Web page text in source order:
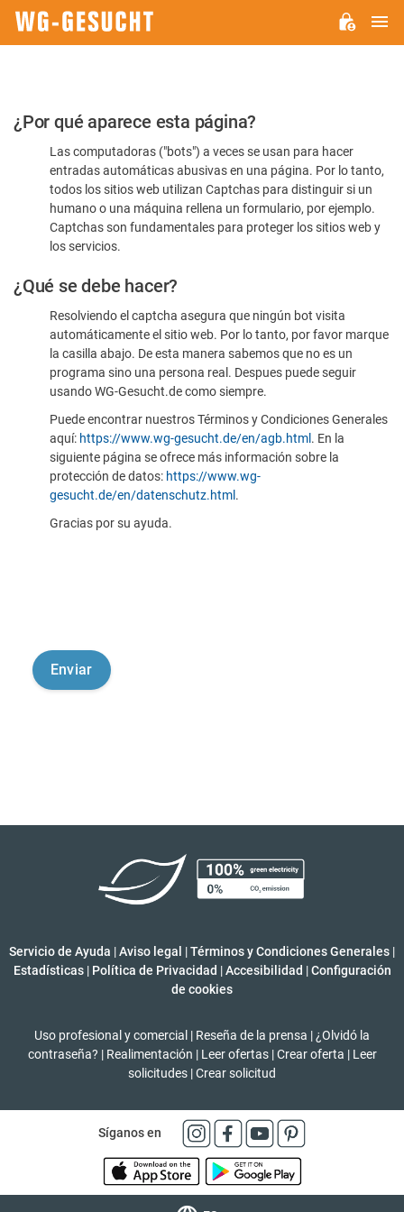
Por
favor,
confirme
humano
¿Por qué aparece esta página?
Las computadoras ("bots") a veces se usan para hacer
entradas automáticas abusivas en una página. Por lo tanto,
todos los sitios web utilizan Captchas para distinguir si un
humano o una máquina rellena un formulario, por ejemplo.
Captchas son fundamentales para proteger los sitios web y
los servicios.
¿Qué se debe hacer?
Resolviendo el captcha asegura que ningún bot visita
automáticamente el sitio web. Por lo tanto, por favor marque
la casilla abajo. De esta manera sabemos que no es un
programa sino una persona real. Despues puede seguir
usando WG-Gesucht.de como siempre.
Puede encontrar nuestros Términos y Condiciones Generales
aquí: https://www.wg-gesucht.de/en/agb.html . En la
siguiente página se ofrece más información sobre la
protección de datos: https://www.wg-
gesucht.de/en/datenschutz.html .
Gracias por su ayuda.
Servicio de Ayuda |Aviso legal |Términos y Condiciones Generales |
Estadísticas | Política de Privacidad | Accesibilidad | Configuración
de cookies
Uso profesional y comercial | Reseña de la prensa | ¿Olvidó la
contraseña? | Realimentación | Leer ofertas | Crear oferta | Leer
solicitudes |Crear solicitud
Síganos en